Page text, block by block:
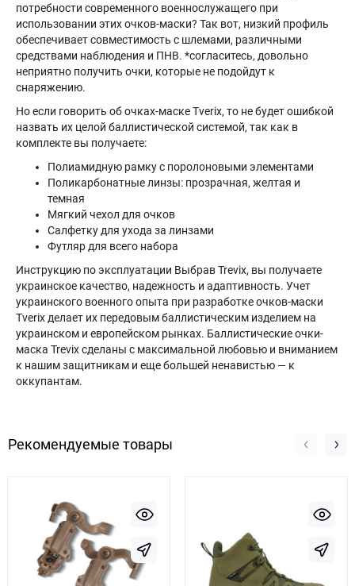
потребности современного военнослужащего при
использовании этих очков-маски? Так вот, низкий профиль
обеспечивает совместимость с шлемами, различными
средствами наблюдения и ПНВ. *согласитесь, довольно
неприятно получить очки, которые не подойдут к
снаряжению.
Но если говорить об очках-маске Tverix, то не будет ошибкой
назвать их целой баллистической системой, так как в
комплекте вы получаете:
Полиамидную рамку с поролоновыми элементами
Поликарбонатные линзы: прозрачная, желтая и
темная
Мягкий чехол для очков
Салфетку для ухода за линзами
Футляр для всего набора
Инструкцию по эксплуатации Выбрав Trevix, вы получаете
украинское качество, надежность и адаптивность. Учет
украинского военного опыта при разработке очков-маски
Tverix делает их передовым баллистическим изделием на
украинском и европейском рынках. Баллистические очки-
маска Trevix сделаны с максимальной любовью и вниманием
к нашим защитникам и еще большей ненавистью — к
оккупантам.
Рекомендуемые товары